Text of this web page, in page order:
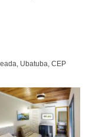
Ubatuba, CEP